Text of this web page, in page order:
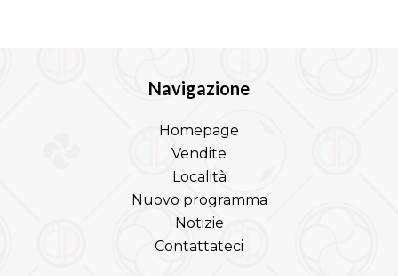
Navigazione
Homepage
Vendite
Località
Nuovo programma
Notizie
Contattateci